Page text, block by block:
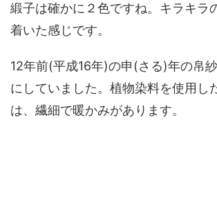
緞子は確かに２色ですね。キラキラ
着いた感じです。
12年前(平成16年)の申(さる)年の帛
にしていました。植物染料を使用し
は、繊細で暖かみがあります。